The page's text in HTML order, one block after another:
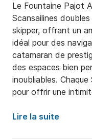
Le Fountaine Pajot
Scansailines
skipper, offrant un
idéal pour des
catamaran de
des espaces bien
inoubliables.
pour offrir une
gestion efficace du
Lire la suite